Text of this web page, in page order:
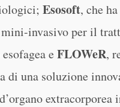
Esosoft, che
invasivo per il
e FLOWeR,
di una soluzione
extracorporea